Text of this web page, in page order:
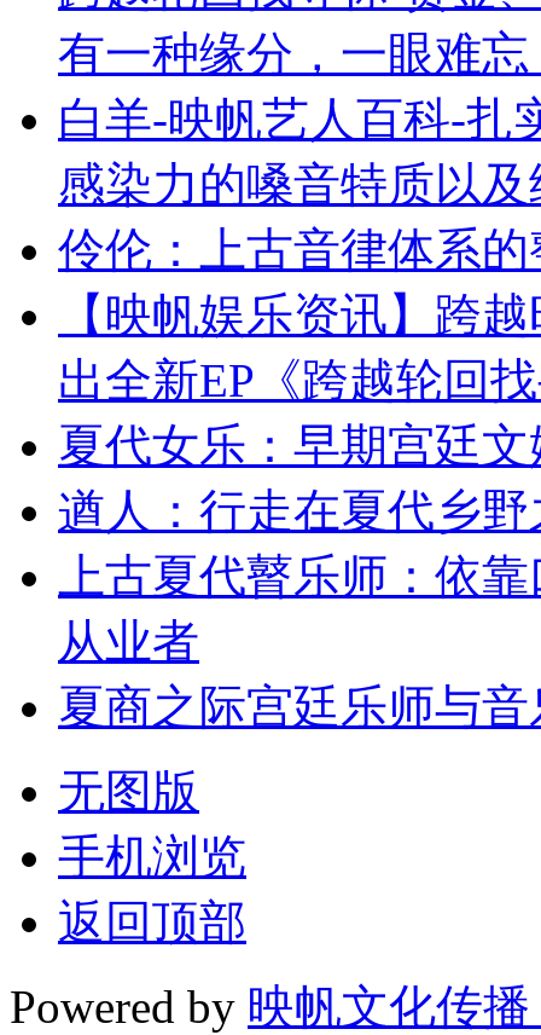
有一种缘分，一眼难
白羊-映帆艺人百科-扎
感染力的嗓音特质以
伶伦：上古音律体系
【映帆娱乐资讯】跨
出全新EP《跨越轮回
夏代女乐：早期宫廷
遒人：行走在夏代乡
上古夏代瞽乐师：依
从业者
夏商之际宫廷乐师与
无图版
手机浏览
返回顶部
Powered by 映帆文化传